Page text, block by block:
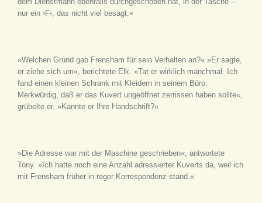
nur ein ›F‹, das nicht viel besagt.«
»Welchen Grund gab Frensham für sein Verhalten an?« »Er sagte,
er ziehe sich um«, berichtete Elk. »Tat er wirklich manchmal. Ich
fand einen kleinen Schrank mit Kleidern in seinem Büro.
Merkwürdig, daß er das Kuvert ungeöffnet zerrissen haben sollte«,
grübelte er. »Kannte er Ihre Handschrift?«
»Die Adresse war mit der Maschine geschrieben«, antwortete
Tony. »Ich hatte noch eine Anzahl adressierter Kuverts da, weil ich
mit Frensham früher in reger Korrespondenz stand.«